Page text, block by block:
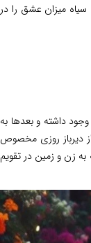
میزان عشق را در
داشته و بعدها به
دیرباز روزی مخصوص
زن و زمین در تقویم